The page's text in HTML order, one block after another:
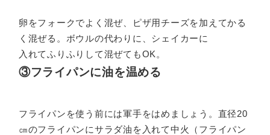
卵をフォークでよく混ぜ、ピザ用チーズを加えてかる
く混ぜる。ボウルの代わりに、シェイカーに
入れてふりふりして混ぜてもOK。
③フライパンに油を温める
フライパンを使う前には軍手をはめましょう。直径20
㎝のフライパンにサラダ油を入れて中火（フライパン